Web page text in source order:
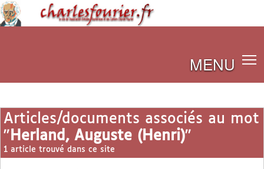
MENU
Articles/documents associés au mot
" Herland, Auguste (Henri)"
1 article trouvé dans ce site